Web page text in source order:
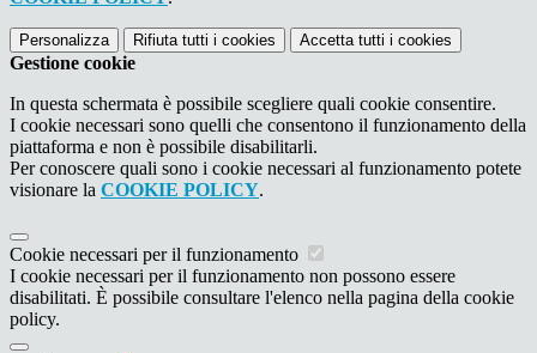
Personalizza Rifiuta tutti i cookies Accetta tutti i cookies
Gestione cookie
In questa schermata è possibile scegliere quali cookie consentire.
I cookie necessari sono quelli che consentono il funzionamento della
piattaforma e non è possibile disabilitarli.
Per conoscere quali sono i cookie necessari al funzionamento potete
visionare la COOKIE POLICY.
Cookie necessari per il funzionamento
I cookie necessari per il funzionamento non possono essere
disabilitati. È possibile consultare l'elenco nella pagina della cookie
policy.